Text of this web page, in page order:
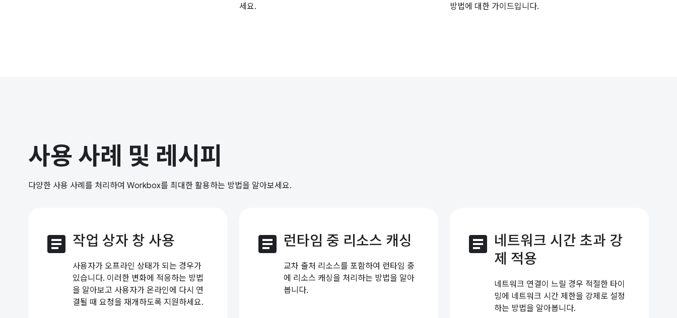
세요.
방법에 대한 가이드입니다.
사용 사례 및 레시피
다양한 사용 사례를 처리하여 Workbox를 최대한 활용하는 방법을 알아보세요.
article 작업 상자 창 사용
사용자가 오프라인 상태가 되는 경우가
있습니다. 이러한 변화에 적응하는 방법
을 알아보고 사용자가 온라인에 다시 연
결될 때 요청을 재개하도록 지원하세요.
article 런타임 중 리소스 캐싱
교차 출처 리소스를 포함하여 런타임 중
에 리소스 캐싱을 처리하는 방법을 알아
봅니다.
article 네트워크 시간 초과 강
제 적용
네트워크 연결이 느릴 경우 적절한 타이
밍에 네트워크 시간 제한을 강제로 설정
하는 방법을 알아봅니다.